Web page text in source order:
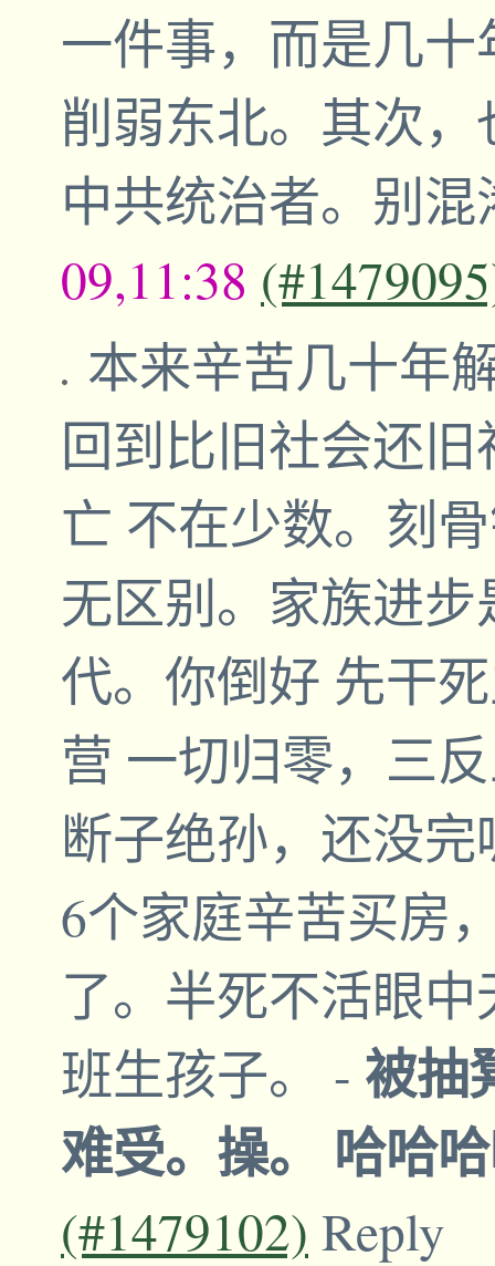
一件事，而是几
削弱东北。其次
中共统治者。别
09,11:38
本来辛苦几十年
回到比旧社会还
亡 不在少数。刻
无区别。家族进
代。你倒好 先干
营 一切归零，三
断子绝孙，还没
6个家庭辛苦买房
了。半死不活眼
班生孩子。 - 被抽
难受。操。 哈哈
(#1479102) Reply